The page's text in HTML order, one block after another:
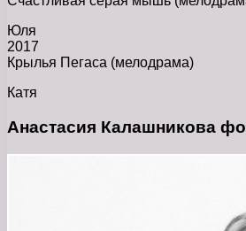
Юля
2017
Крылья Пегаса (мелодрама)
Катя
Анастасия Калашникова